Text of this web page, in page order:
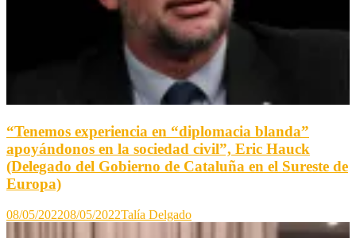
“Tenemos experiencia en “diplomacia blanda”
apoyándonos en la sociedad civil”, Eric Hauck
(Delegado del Gobierno de Cataluña en el Sureste de
Europa)
08/05/202208/05/2022Talía Delgado